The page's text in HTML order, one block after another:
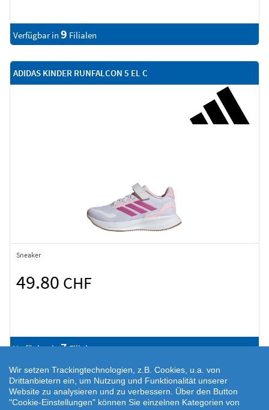
Verfügbar in 9 Filialen
ADIDAS KINDER RUNFALCON 5 EL C
Sneaker
49.80 CHF
Verfügbar in7Filialen
Wir setzen Trackingtechnologien, z.B. Cookies, u.a. von
Drittanbietern ein, um Nutzung und Funktionalität unserer
Website zu analysieren und zu verbessern. Über den Button
"Cookie-Einstellungen" können Sie einzelnen Kategorien von